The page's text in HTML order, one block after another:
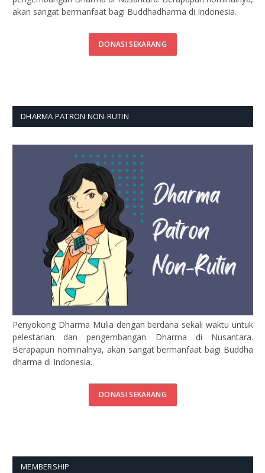
akan sangat bermanfaat bagi Buddhadharma di Indonesia.
DONASI SEKARANG
DHARMA PATRON NON-RUTIN
Penyokong Dharma Mulia dengan berdana sekali waktu untuk
pelestarian dan pengembangan Dharma di Nusantara.
Berapapun nominalnya, akan sangat bermanfaat bagi Buddha
dharma di Indonesia.
DONASI SEKARANG
MEMBERSHIP